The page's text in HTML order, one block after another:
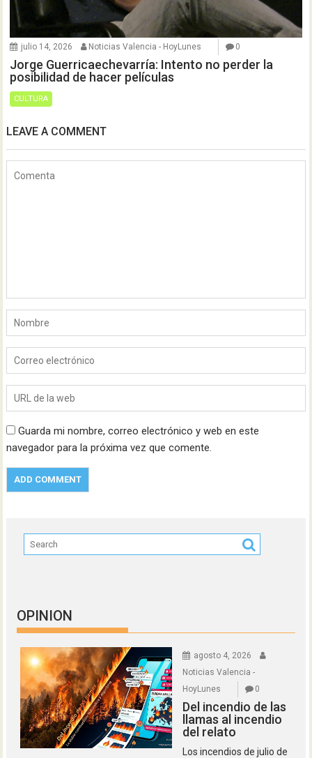
julio 14, 2026 Noticias Valencia - HoyLunes 0
Jorge Guerricaechevarría: Intento no perder la
posibilidad de hacer películas
CULTURA
LEAVE A COMMENT
Guarda mi nombre, correo electrónico y web en este
navegador para la próxima vez que comente.
OPINION
agosto 4, 2026
Noticias Valencia -
HoyLunes
0
Del incendio de las
llamas al incendio
del relato
Los incendios de julio de